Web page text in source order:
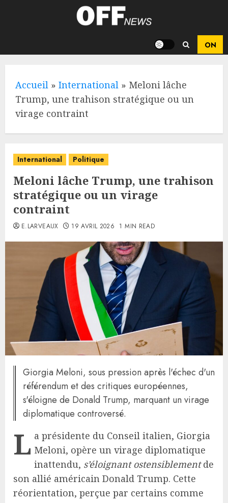
Accueil » International » Meloni lâche
Trump, une trahison stratégique ou un
virage contraint
International Politique
Meloni lâche Trump, une trahison
stratégique ou un virage
contraint
E.LARVEAUX 19 AVRIL 2026 1 MIN READ
Giorgia Meloni, sous pression après l'échec d'un
référendum et des critiques européennes,
s'éloigne de Donald Trump, marquant un virage
diplomatique controversé.
L a présidente du Conseil italien, Giorgia
Meloni, opère un virage diplomatique
inattendu, s’éloignant ostensiblementde
son allié américain Donald Trump. Cette
réorientation, perçue par certains comme